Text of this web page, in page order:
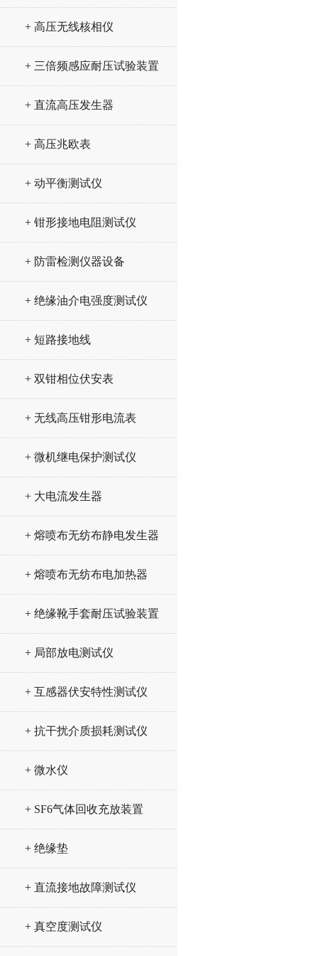
+ 高压无线核相仪
+ 三倍频感应耐压试验装置
+ 直流高压发生器
+ 高压兆欧表
+ 动平衡测试仪
+ 钳形接地电阻测试仪
+ 防雷检测仪器设备
+ 绝缘油介电强度测试仪
+ 短路接地线
+ 双钳相位伏安表
+ 无线高压钳形电流表
+ 微机继电保护测试仪
+ 大电流发生器
+ 熔喷布无纺布静电发生器
+ 熔喷布无纺布电加热器
+ 绝缘靴手套耐压试验装置
+ 局部放电测试仪
+ 互感器伏安特性测试仪
+ 抗干扰介质损耗测试仪
+ 微水仪
+ SF6气体回收充放装置
+ 绝缘垫
+ 直流接地故障测试仪
+ 真空度测试仪